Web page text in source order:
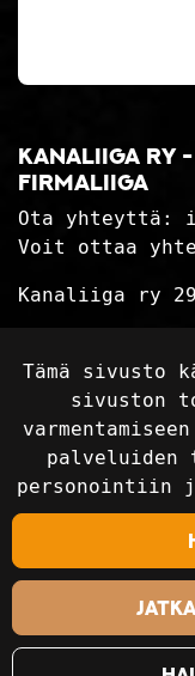
Tämä sivusto
sivuston
palveluiden
personointiin
Kanaliiga ry
firmaliiga
Ota yhteyttä:
Voit ottaa
Kanaliiga ry
Toimitusehdot
Seuraa